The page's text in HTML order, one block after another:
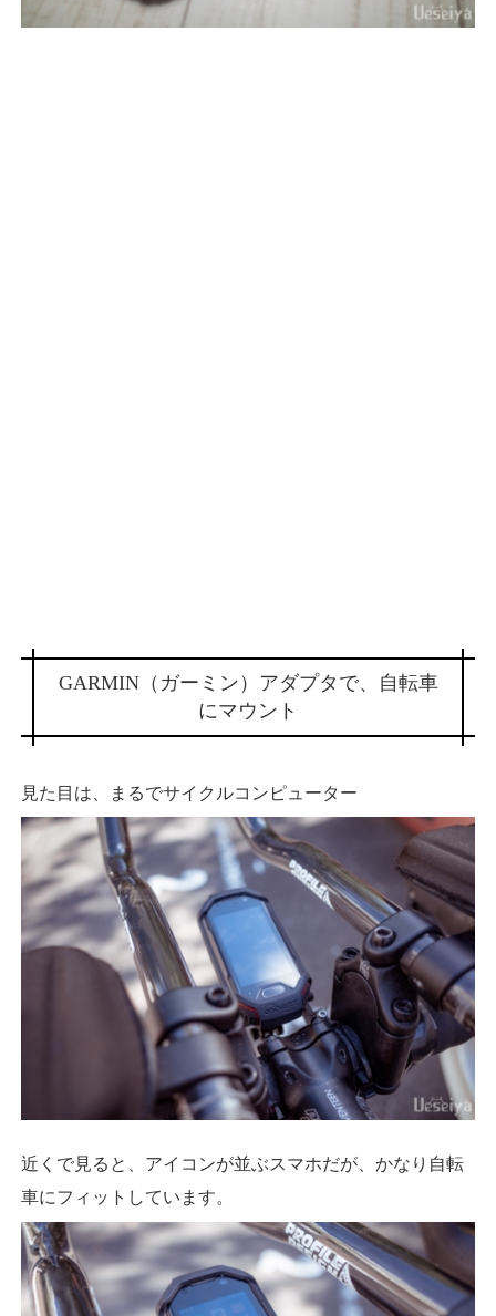
GARMIN（ガーミン）アダプタで、自転車
にマウント
見た目は、まるでサイクルコンピューター
近くで見ると、アイコンが並ぶスマホだが、かなり自転
車にフィットしています。